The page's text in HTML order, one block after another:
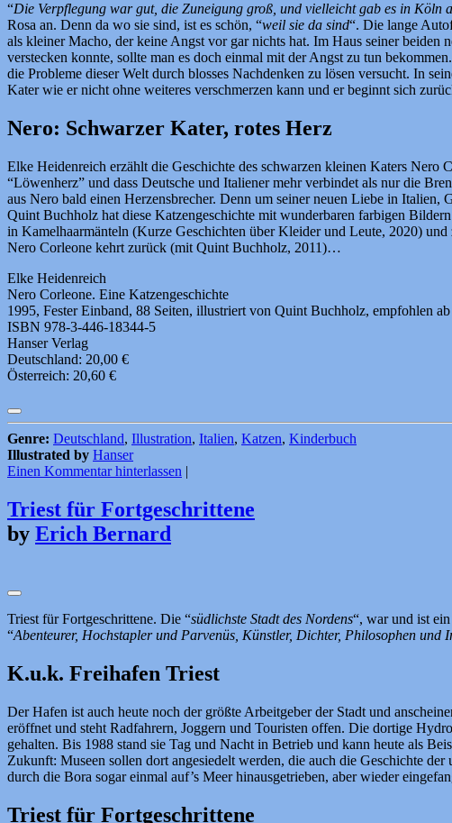
“Die Verpflegung war gut, die Zuneigung groß, und vielleicht gab es in Köln
Rosa an. Denn da wo sie sind, ist es schön, “weil sie da sind“. Die lange
als kleiner Macho, der keine Angst vor gar nichts hat. Im Haus seiner
verstecken konnte, sollte man es doch einmal mit der Angst zu tun
die Probleme dieser Welt durch blosses Nachdenken zu lösen versucht. In
Kater wie er nicht ohne weiteres verschmerzen kann und er beginnt sich
Nero: Schwarzer Kater, rotes Herz
Elke Heidenreich erzählt die Geschichte des schwarzen kleinen Katers
“Löwenherz” und dass Deutsche und Italiener mehr verbindet als nur die
aus Nero bald einen Herzensbrecher. Denn um seiner neuen Liebe in
Quint Buchholz hat diese Katzengeschichte mit wunderbaren farbigen
in Kamelhaarmänteln (Kurze Geschichten über Kleider und Leute, 2020)
Nero Corleone kehrt zurück (mit Quint Buchholz, 2011)…
Elke Heidenreich
Nero Corleone. Eine Katzengeschichte
1995, Fester Einband, 88 Seiten, illustriert von Quint Buchholz, empfohlen ab
ISBN 978-3-446-18344-5
Hanser Verlag
Deutschland: 20,00 €
Österreich: 20,60 €
Genre: Deutschland, Illustration, Italien, Katzen, Kinderbuch
Illustrated by Hanser
Einen Kommentar hinterlassen |
Triest für Fortgeschrittene
by Erich Bernard
Triest für Fortgeschrittene. Die “südlichste Stadt des Nordens“, war und ist
“Abenteurer, Hochstapler und Parvenüs, Künstler, Dichter, Philosophen und
K.u.k. Freihafen Triest
Der Hafen ist auch heute noch der größte Arbeitgeber der Stadt und
eröffnet und steht Radfahrern, Joggern und Touristen offen. Die dortige
gehalten. Bis 1988 stand sie Tag und Nacht in Betrieb und kann heute als
Zukunft: Museen sollen dort angesiedelt werden, die auch die Geschichte
durch die Bora sogar einmal auf’s Meer hinausgetrieben, aber wieder
Triest für Fortgeschrittene